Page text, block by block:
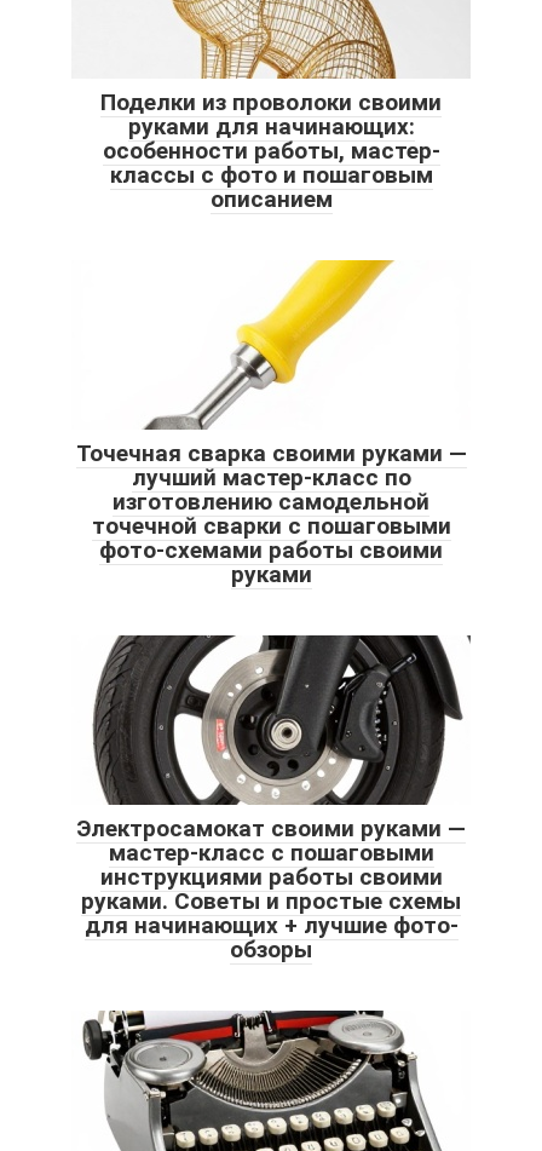
Поделки из проволоки своими
руками для начинающих:
особенности работы, мастер-
классы с фото и пошаговым
описанием
Точечная сварка своими руками —
лучший мастер-класс по
изготовлению самодельной
точечной сварки с пошаговыми
фото-схемами работы своими
руками
Электросамокат своими руками —
мастер-класс с пошаговыми
инструкциями работы своими
руками. Советы и простые схемы
для начинающих + лучшие фото-
обзоры